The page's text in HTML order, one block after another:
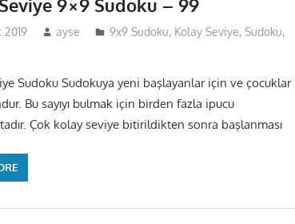
9×9 Sudoku – 99
2019 ayse 9x9 Sudoku, Kolay Seviye,Sudoku,
Sudoku Sudokuya yeni başlayanlar için ve çocuklar
Bu sayıyı bulmak için birden fazla ipucu
Çok kolay seviye bitirildikten sonra başlanması